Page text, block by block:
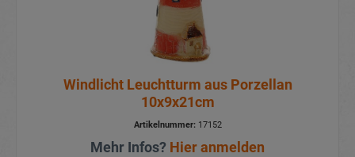
Windlicht Leuchtturm aus Porzellan
10x9x21cm
Artikelnummer:17152
Mehr Infos? Hier anmelden